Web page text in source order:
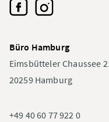
Büro Hamburg
Eimsbütteler Chaussee
20259 Hamburg
+49 40 60 77 922 0